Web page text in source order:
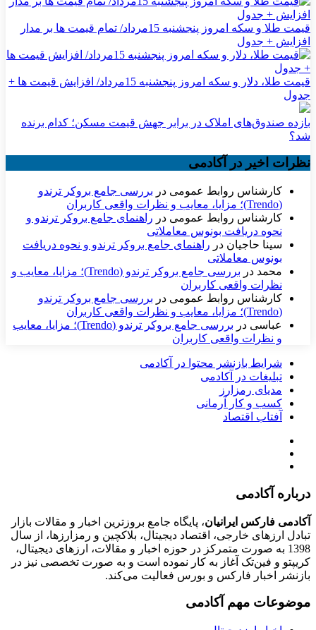
قیمت طلا و سکه امروز پنجشنبه 15مرداد/ تمام قیمت ها بر مدار
افزایش + جدول
قیمت طلا، دلار و سکه امروز پنجشنبه 15مرداد/ افزایش قیمت ها +
جدول
بازده صندوق‌های املاک در برابر جهش قیمت مسکن؛ کدام برنده
شد؟
نظرات اخیر در آکادمی
کارشناس روابط عمومی در بررسی جامع بروکر ترندو
(Trendo)؛ مزایا، معایب و نظرات واقعی کاربران
کارشناس روابط عمومی در راهنمای جامع بروکر ترندو و
نحوه دریافت بونوس معاملاتی
سینا حاجیان در راهنمای جامع بروکر ترندو و نحوه دریافت
بونوس معاملاتی
محمد در
بررسی جامع بروکر ترندو (Trendo)؛ مزایا، معایب و
نظرات واقعی کاربران
کارشناس روابط عمومی در بررسی جامع بروکر ترندو
(Trendo)؛ مزایا، معایب و نظرات واقعی کاربران
عباسی در
بررسی جامع بروکر ترندو (Trendo)؛ مزایا، معایب
و نظرات واقعی کاربران
شرایط بازنشر محتوا در آکادمی
تبلیغات در آکادمی
مدیای رمزارز
کسب و کار آرمانی
آفتاب اقتصاد
درباره آکادمی
آکادمی فارکس ایرانیان، پایگاه جامع بروزترین اخبار و مقالات بازار
تبادل ارزهای خارجی، اقتصاد دیجیتال، بلاکچین و رمزارزها، از سال
1398 به صورت متمرکز در حوزه اخبار و مقالات، ارزهای‌ دیجیتال،
کریپتو و فین‌تک آغاز به کار نموده است و به صورت تخصصی نیز در
بازنشر اخبار فارکس و بورس فعالیت می‌کند.
موضوعات مهم آکادمی